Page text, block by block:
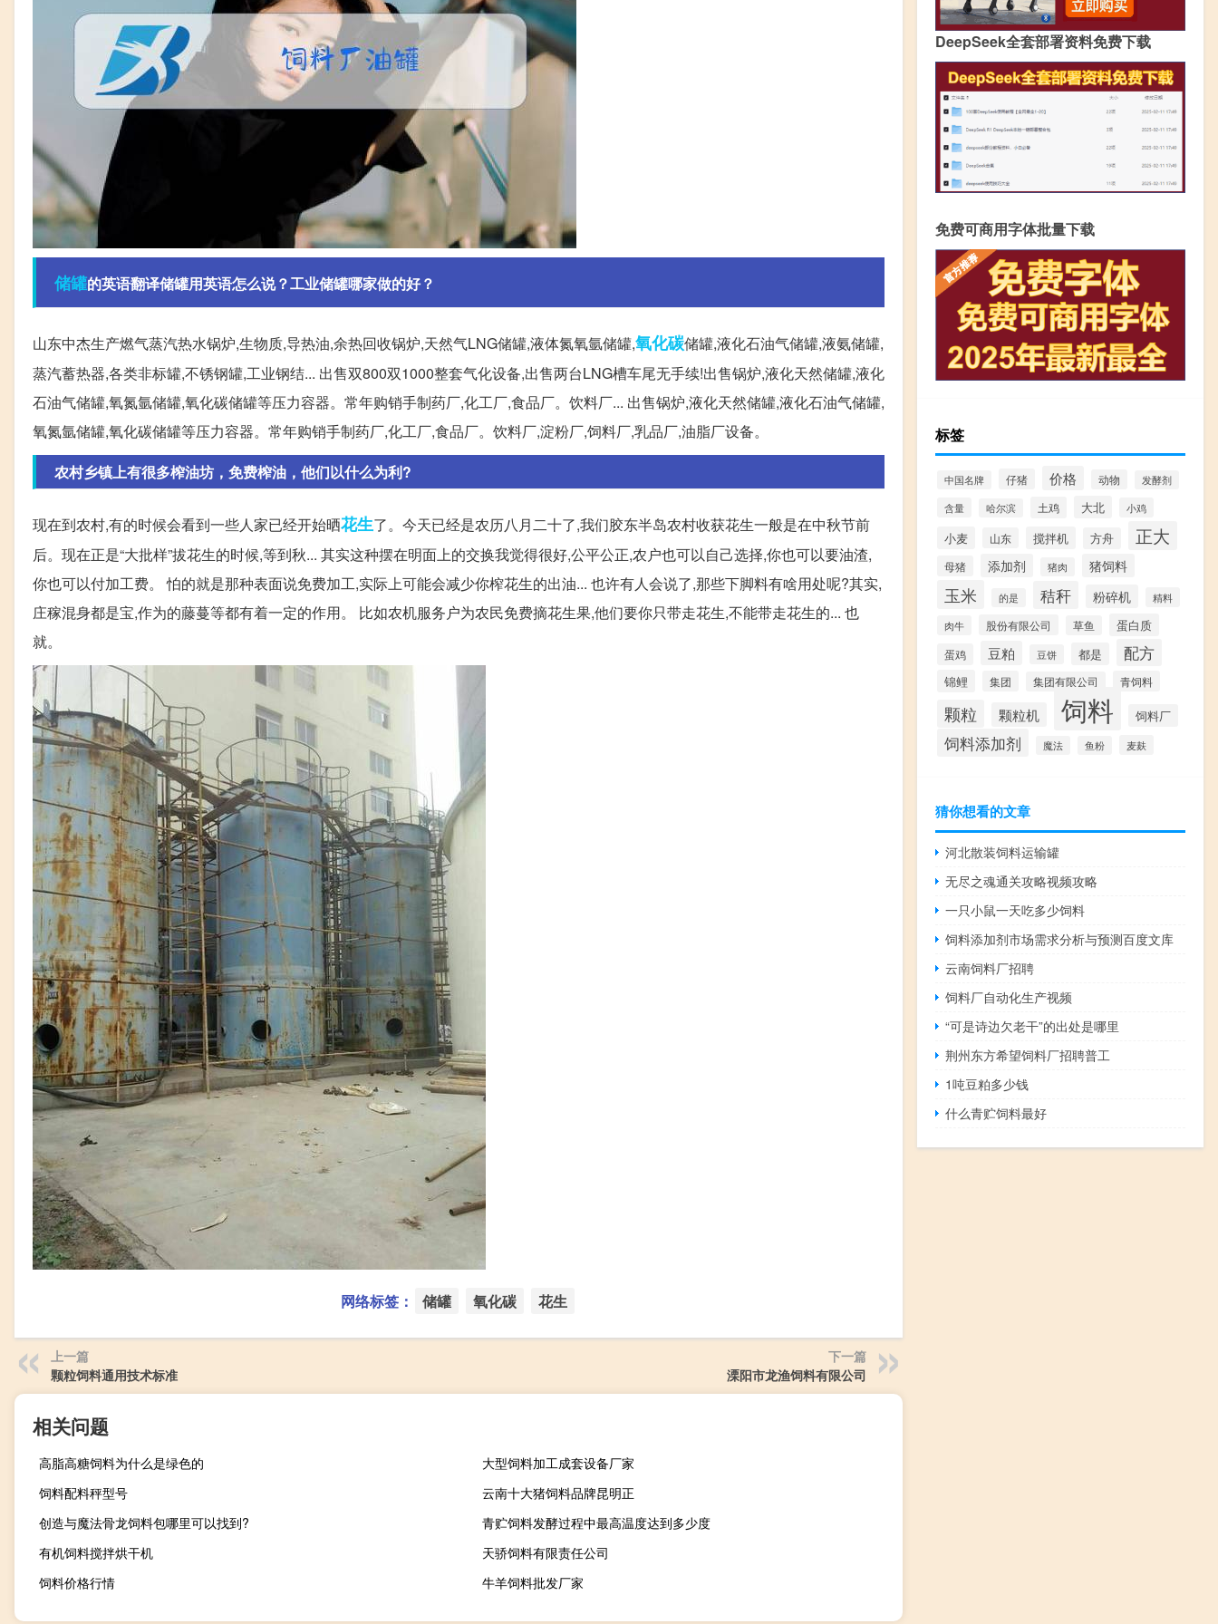
储罐的英语翻译储罐用英语怎么说？工业储罐哪家做的好？
山东中杰生产燃气蒸汽热水锅炉,生物质,导热油,余热回收锅炉,天然气LNG储罐,液体氮氧氩储罐,氧化碳储罐,液化石油气储罐,液氨储罐,
蒸汽蓄热器,各类非标罐,不锈钢罐,工业钢结... 出售双800双1000整套气化设备,出售两台LNG槽车尾无手续!出售锅炉,液化天然储罐,液化
石油气储罐,氧氮氩储罐,氧化碳储罐等压力容器。常年购销手制药厂,化工厂,食品厂。饮料厂... 出售锅炉,液化天然储罐,液化石油气储罐,
氧氮氩储罐,氧化碳储罐等压力容器。常年购销手制药厂,化工厂,食品厂。饮料厂,淀粉厂,饲料厂,乳品厂,油脂厂设备。
农村乡镇上有很多榨油坊，免费榨油，他们以什么为利?
现在到农村,有的时候会看到一些人家已经开始晒花生了。今天已经是农历八月二十了,我们胶东半岛农村收获花生一般是在中秋节前
后。现在正是“大批样”拔花生的时候,等到秋... 其实这种摆在明面上的交换我觉得很好,公平公正,农户也可以自己选择,你也可以要油渣,
你也可以付加工费。 怕的就是那种表面说免费加工,实际上可能会减少你榨花生的出油... 也许有人会说了,那些下脚料有啥用处呢?其实,
庄稼混身都是宝,作为的藤蔓等都有着一定的作用。 比如农机服务户为农民免费摘花生果,他们要你只带走花生,不能带走花生的... 也
就。
网络标签： 储罐 氧化碳 花生
上一篇
颗粒饲料通用技术标准
下一篇
溧阳市龙渔饲料有限公司
相关问题
高脂高糖饲料为什么是绿色的
大型饲料加工成套设备厂家
饲料配料秤型号
云南十大猪饲料品牌昆明正
创造与魔法骨龙饲料包哪里可以找到?
青贮饲料发酵过程中最高温度达到多少度
有机饲料搅拌烘干机
天骄饲料有限责任公司
饲料价格行情
牛羊饲料批发厂家
DeepSeek全套部署资料免费下载
免费可商用字体批量下载
标签
中国名牌 仔猪 价格 动物 发酵剂
含量 哈尔滨 土鸡 大北 小鸡
小麦 山东 搅拌机 方舟 正大
母猪 添加剂 猪肉 猪饲料
玉米 的是 秸秆 粉碎机
精料
肉牛
股份有限公司 草鱼 蛋白质
蛋鸡 豆粕 豆饼 都是 配方
锦鲤 集团 集团有限公司 青饲料
颗粒 颗粒机 饲料 饲料厂
饲料添加剂 魔法 鱼粉 麦麸
猜你想看的文章
河北散装饲料运输罐
无尽之魂通关攻略视频攻略
一只小鼠一天吃多少饲料
饲料添加剂市场需求分析与预测百度文库
云南饲料厂招聘
饲料厂自动化生产视频
“可是诗边欠老干”的出处是哪里
荆州东方希望饲料厂招聘普工
1吨豆粕多少钱
什么青贮饲料最好